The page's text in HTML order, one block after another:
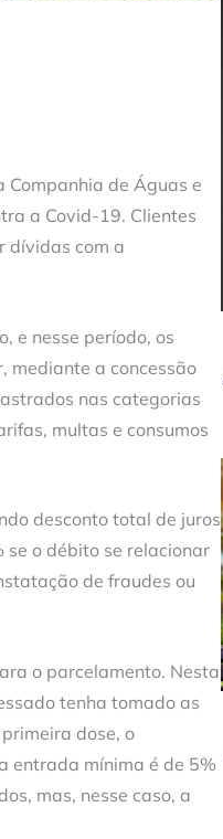
de Águas e
a Covid-19. Clientes
dívidas com a
e nesse período, os
mediante a concessão
nas categorias
multas e consumos
desconto total de juros
se o débito se relacionar
de fraudes ou
o parcelamento. Nesta
tenha tomado as
dose, o
entrada mínima é de 5%
mas, nesse caso, a